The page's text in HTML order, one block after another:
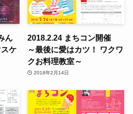
ん
ケ
2018.2.24 まちコン開催
～最後に愛はカツ！ ワクワ
クお料理教室～
2018年2月14日